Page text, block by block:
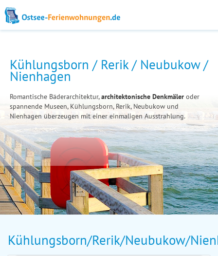
Kühlungsborn / Rerik / Neubukow /
Nienhagen
Romantische Bäderarchitektur,architektonische Denkmäler oder
spannende Museen, Kühlungsborn, Rerik, Neubukow und
Nienhagen überzeugen mit einer einmaligen Ausstrahlung.
Kühlungsborn/Rerik/Neubukow/